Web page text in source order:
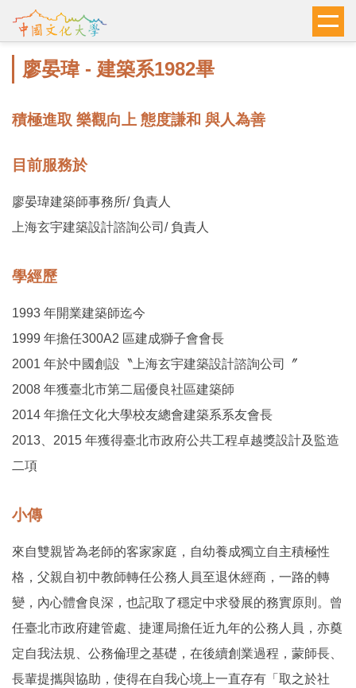
到
區
廖晏瑋 - 建築系1982畢
積極進取 樂觀向上 態度謙和 與人為善
目前服務於
廖晏瑋建築師事務所/ 負責人
上海玄宇建築設計諮詢公司/ 負責人
學經歷
1993 年開業建築師迄今
1999 年擔任300A2 區建成獅子會會長
2001 年於中國創設〝上海玄宇建築設計諮詢公司〞
2008 年獲臺北市第二屆優良社區建築師
2014 年擔任文化大學校友總會建築系系友會長
2013、2015 年獲得臺北市政府公共工程卓越獎設計及監造
二項
小傳
來自雙親皆為老師的客家家庭，自幼養成獨立自主積極性
格，父親自初中教師轉任公務人員至退休經商，一路的轉
變，內心體會良深，也記取了穩定中求發展的務實原則。曾
任臺北市政府建管處、捷運局擔任近九年的公務人員，亦奠
定自我法規、公務倫理之基礎，在後續創業過程，蒙師長、
長輩提攜與協助，使得在自我心境上一直存有「取之於社